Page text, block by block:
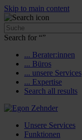
Skip to main content
Search for “”
... Berater:innen
... Büros
... unsere Services
... Expertise
Search all results
Unsere Services
Funktionen